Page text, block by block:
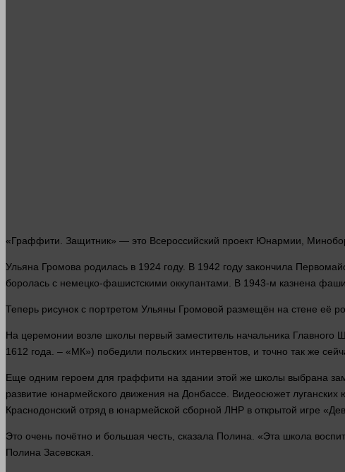
«Граффити. Защитник» — это Всероссийский проект Юнармии,
Ульяна Громова родилась в 1924 году. В 1942 году закончила
боролась с немецко-фашистскими оккупантами. В 1943-м казнена
Теперь рисунок с портретом Ульяны Громовой размещён на стене её
На церемонии возле школы первый заместитель начальника
1612 года . – «МК») победили польских интервентов, и точно так же
Еще одним героем для граффити на здании этой же школы выбрана
развитие юнармейского движения на Донбассе. Видеосюжет
Краснодонский отряд в юнармейской сборной ЛНР в открытой игре
Это очень почётно и большая честь, сказала Полина. «Эта школа
Полина Засевская.